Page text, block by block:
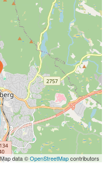
data ©OpenStreetMapcontributors